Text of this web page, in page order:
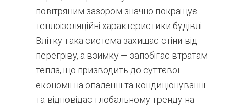
повітряним зазором значно покращує
теплоізоляційні характеристики будівлі.
Влітку така система захищає стіни від
перегріву, а взимку — запобігає втратам
тепла, що призводить до суттєвої
економії на опаленні та кондиціонуванні
та відповідає глобальному тренду на